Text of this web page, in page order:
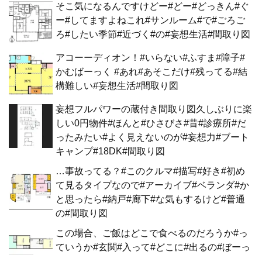
そこ気になるんですけどー#どー#どっきん#ぐ
ー#してますよねこれ#サンルーム#で#ごろご
ろ#したい季節#近づく#の#妄想生活#間取り図
アコーーディオン！#いらない#ふすま#障子#
かむばーっく #あれ#あそこだけ#残ってる#結
構難しい#妄想生活#間取り図
妄想フルパワーの蔵付き間取り図久しぶりに楽
しい0円物件#ほんと#ひさびさ#昔#診療所#だ
ったみたい#よく見えないのが#妄想力#ブート
キャンプ#18DK#間取り図
…事故ってる？#このクルマ#描写#好き#初め
て見るタイプなので#アーカイブ#ベランダ#か
と思ったら#納戸#廊下#な気もするけど#普通
の#間取り図
この場合、ご飯はどこで食べるのだろうか#っ
ていうか#玄関#入って#どこに#出るの#ぼーっ